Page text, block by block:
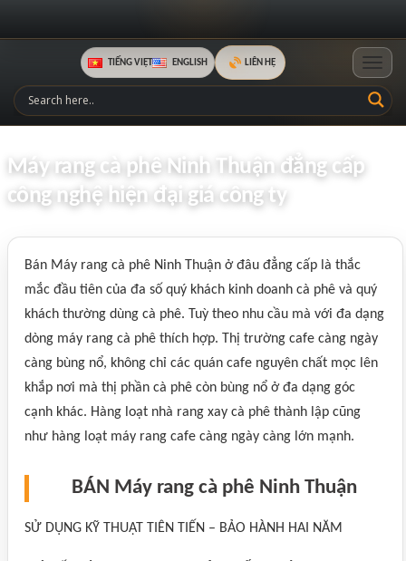
TIẾNG VIỆT ENGLISH LIÊN HỆ
Máy rang cà phê Ninh Thuận đẳng cấp
công nghệ hiện đại giá công ty
Bán Máy rang cà phê Ninh Thuận ở đâu đẳng cấp là thắc
mắc đầu tiên của đa số quý khách kinh doanh cà phê và quý
khách thường dùng cà phê. Tuỳ theo nhu cầu mà với đa dạng
dòng máy rang cà phê thích hợp. Thị trường cafe càng ngày
càng bùng nổ, không chỉ các quán cafe nguyên chất mọc lên
khắp nơi mà thị phần cà phê còn bùng nổ ở đa dạng góc
cạnh khác. Hàng loạt nhà rang xay cà phê thành lập cũng
như hàng loạt máy rang cafe càng ngày càng lớn mạnh.
BÁN Máy rang cà phê Ninh Thuận
SỬ DỤNG KỸ THUẬT TIÊN TIẾN – BẢO HÀNH HAI NĂM